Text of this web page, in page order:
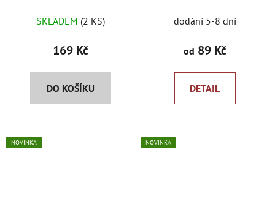
hodnocení
produktu
z
SKLADEM (2 KS)
169 Kč
DO KOŠÍKU
hodnocení
produktu
5,0
z
dodání 5-8 dní
od 89 Kč
DETAIL
NOVINKA NOVINKA